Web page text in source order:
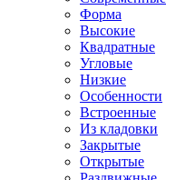
Форма
Высокие
Квадратные
Угловые
Низкие
Особенности
Встроенные
Из кладовки
Закрытые
Открытые